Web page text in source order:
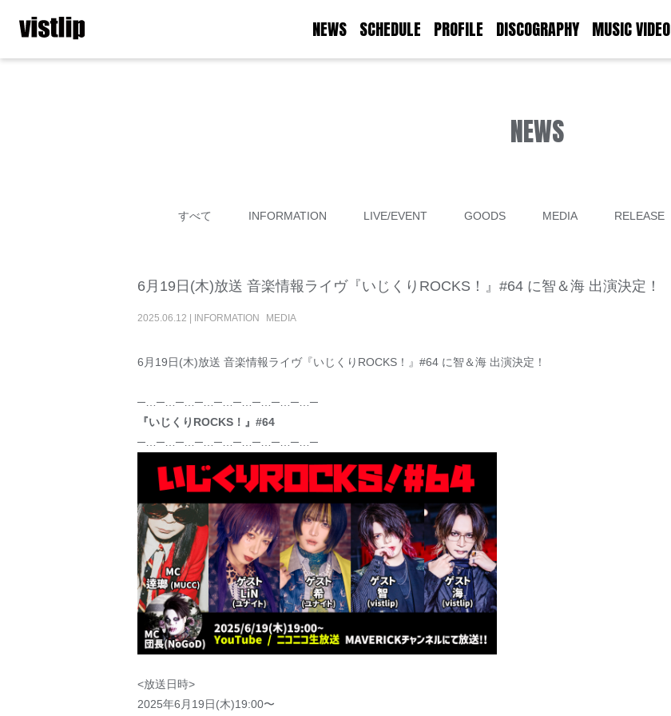
NEWS SCHEDULE PROFILE DISCOGRAPHY MUSIC VIDEO
NEWS
すべて INFORMATION LIVE/EVENT GOODS MEDIA RELEASE
6月19日(木)放送 音楽情報ライヴ『いじくりROCKS！』#64 に智＆海 出演決定！
2025.06.12 INFORMATION MEDIA
6月19日(木)放送 音楽情報ライヴ『いじくりROCKS！』#64 に智＆海 出演決定！
─…─…─…─…─…─…─…─…─…─
『いじくりROCKS！』#64
─…─…─…─…─…─…─…─…─…─
<放送日時>
2025年6月19日(木)19:00〜